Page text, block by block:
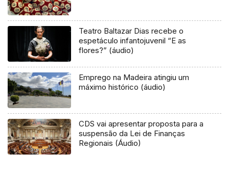
Teatro Baltazar Dias recebe o
espetáculo infantojuvenil “E as
flores?” (áudio)
Emprego na Madeira atingiu um
máximo histórico (áudio)
CDS vai apresentar proposta para a
suspensão da Lei de Finanças
Regionais (Áudio)